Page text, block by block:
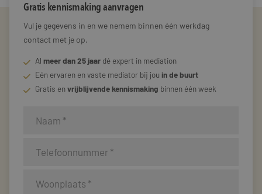
Gratis kennismaking aanvragen
Vul je gegevens in en we nemem binnen één werkdag
contact met je op.
Al meer dan 25 jaar dé expert in mediation
Eén ervaren en vaste mediator bij jou in de buurt
Gratis envrijblijvende kennismaking binnen één week